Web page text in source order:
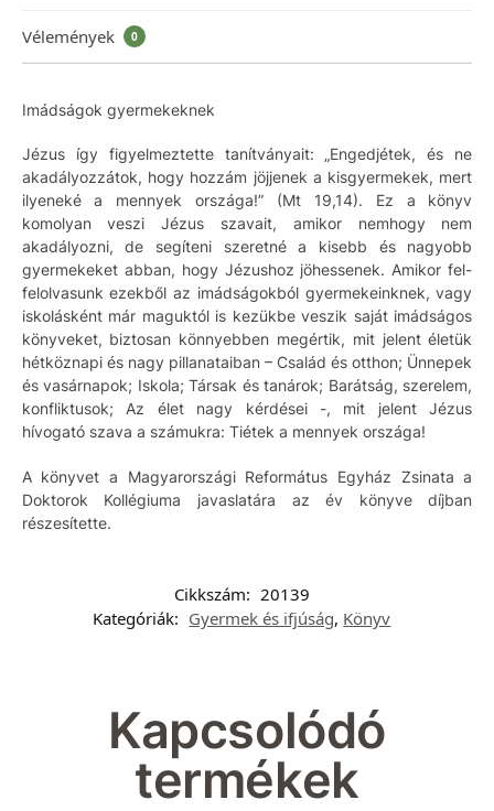
Vélemények 0
Imádságok gyermekeknek
Jézus így figyelmeztette tanítványait: „Engedjétek, és ne
akadályozzátok, hogy hozzám jöjjenek a kisgyermekek, mert
ilyeneké a mennyek országa!” (Mt 19,14). Ez a könyv
komolyan veszi Jézus szavait, amikor nemhogy nem
akadályozni, de segíteni szeretné a kisebb és nagyobb
gyermekeket abban, hogy Jézushoz jöhessenek. Amikor fel-
felolvasunk ezekből az imádságokból gyermekeinknek, vagy
iskolásként már maguktól is kezükbe veszik saját imádságos
könyveket, biztosan könnyebben megértik, mit jelent életük
hétköznapi és nagy pillanataiban – Család és otthon; Ünnepek
és vasárnapok; Iskola; Társak és tanárok; Barátság, szerelem,
konfliktusok; Az élet nagy kérdései -, mit jelent Jézus
hívogató szava a számukra: Tiétek a mennyek országa!
A könyvet a Magyarországi Református Egyház Zsinata a
Doktorok Kollégiuma javaslatára az év könyve díjban
részesítette.
Cikkszám: 20139
Kategóriák: Gyermek és ifjúság, Könyv
Kapcsolódó
termékek